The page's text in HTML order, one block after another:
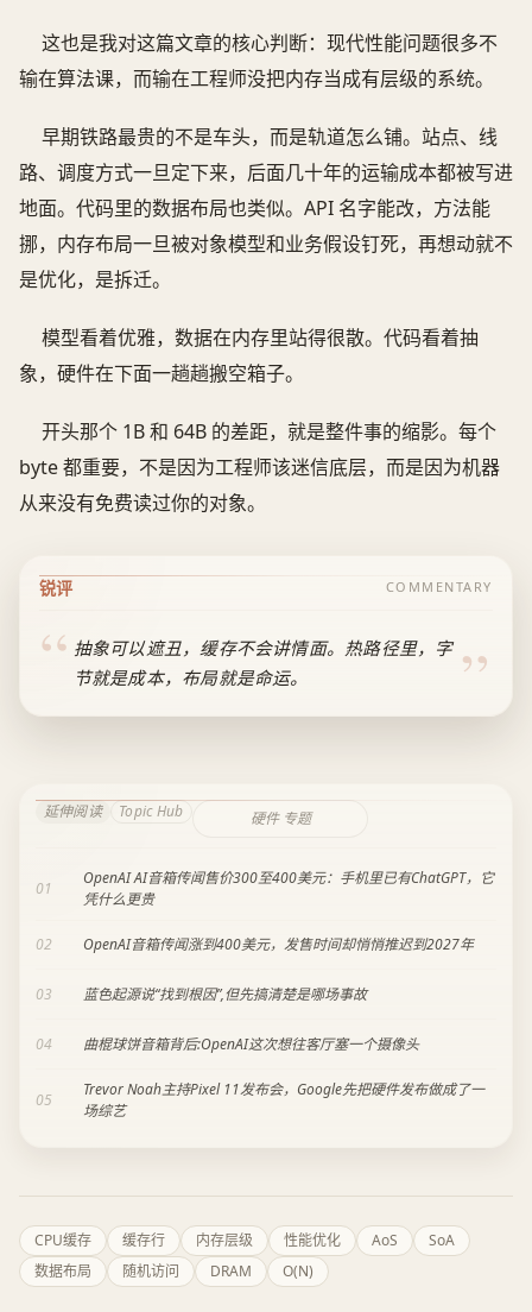
这也是我对这篇文章的核心判断：现代性能问题很多不
输在算法课，而输在工程师没把内存当成有层级的系统。
早期铁路最贵的不是车头，而是轨道怎么铺。站点、线
路、调度方式一旦定下来，后面几十年的运输成本都被写进
地面。代码里的数据布局也类似。API 名字能改，方法能
挪，内存布局一旦被对象模型和业务假设钉死，再想动就不
是优化，是拆迁。
模型看着优雅，数据在内存里站得很散。代码看着抽
象，硬件在下面一趟趟搬空箱子。
开头那个 1B 和 64B 的差距，就是整件事的缩影。每个
byte 都重要，不是因为工程师该迷信底层，而是因为机器
从来没有免费读过你的对象。
锐评 COMMENTARY
抽象可以遮丑，缓存不会讲情面。热路径里，字
节就是成本，布局就是命运。
延伸阅读 Topic Hub 硬件 专题
01
OpenAI AI音箱传闻售价300至400美元：手机里已有ChatGPT，它
凭什么更贵
02 OpenAI音箱传闻涨到400美元，发售时间却悄悄推迟到2027年
03 蓝色起源说“找到根因”,但先搞清楚是哪场事故
04 曲棍球饼音箱背后:OpenAI这次想往客厅塞一个摄像头
05
Trevor Noah主持Pixel 11发布会，Google先把硬件发布做成了一
场综艺
CPU缓存 缓存行 内存层级 性能优化 AoS
SoA
数据布局
随机访问 DRAM O(N)